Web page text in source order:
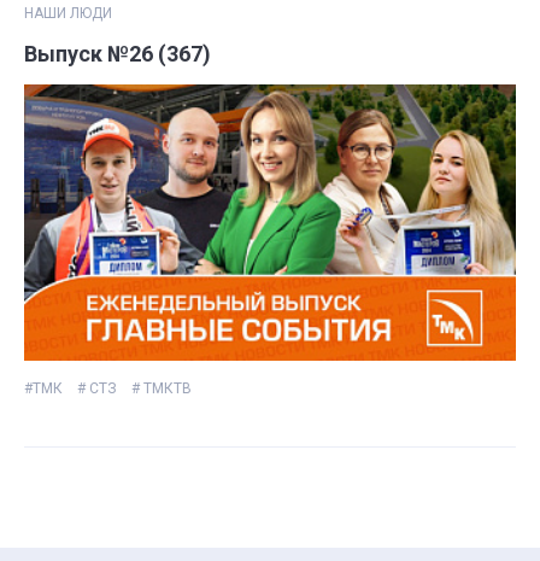
НАШИ ЛЮДИ
Выпуск №26 (367)
#ТМК # СТЗ # ТМКТВ